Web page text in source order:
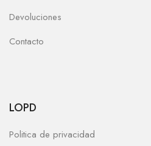
Devoluciones
Contacto
LOPD
Politica de privacidad